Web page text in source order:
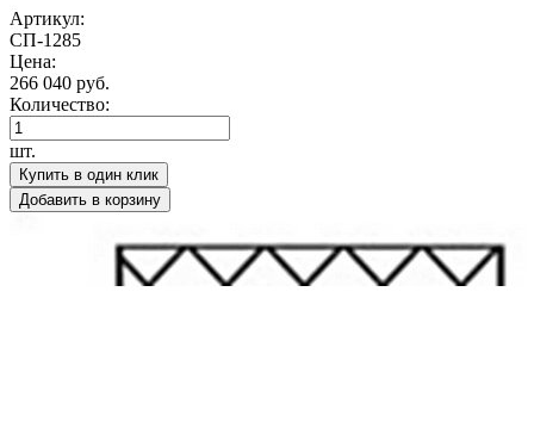
Артикул:
СП-1285
Цена:
266 040 руб.
Количество:
шт.
Купить в один клик
Добавить в корзину